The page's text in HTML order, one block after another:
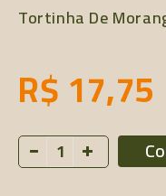
Tortinha De
R$ 17,75